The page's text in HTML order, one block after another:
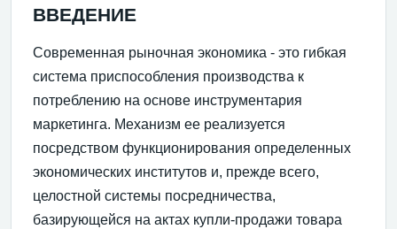
ВВЕДЕНИЕ
Современная рыночная экономика - это гибкая
систе­ма приспособления производства к
потреблению на осно­ве инструментария
маркетинга. Механизм ее реализует­ся
посредством функционирования определенных
эконо­мических институтов и, прежде всего,
целостной систе­мы посредничества,
базирующейся на актах купли-про­дажи товара